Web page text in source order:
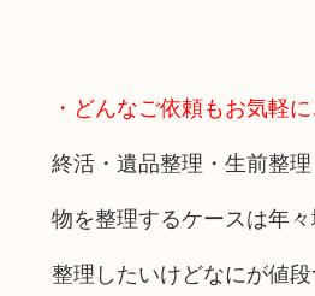
・どんなご依頼もお気軽
終活・遺品整理・生前整
物を整理するケースは年々
整理したいけどなにが値